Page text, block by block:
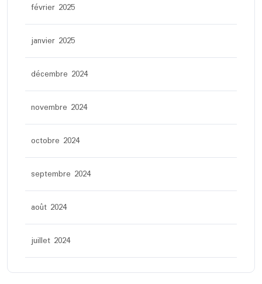
février 2025
janvier 2025
décembre 2024
novembre 2024
octobre 2024
septembre 2024
août 2024
juillet 2024